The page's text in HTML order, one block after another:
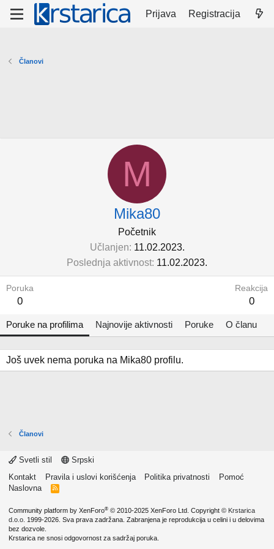
Prijava Registracija
Članovi
M
Mika80
Početnik
Učlanjen 11.02.2023.
Poslednja aktivnost 11.02.2023.
Poruka
0
Reakcija
0
Poruke na profilima Najnovije aktivnosti Poruke O članu
Još uvek nema poruka na Mika80 profilu.
Članovi
Svetli stil
Srpski
Kontakt
Pravila i uslovi korišćenja Politika privatnosti
Pomoć
Naslovna
R
Community platform by XenForo® © 2010-2025 XenForo Ltd. Copyright © Krstarica
d.o.o. 1999-2026. Sva prava zadržana. Zabranjena je reprodukcija u celini i u delovima
bez dozvole.
Krstarica ne snosi odgovornost za sadržaj poruka.